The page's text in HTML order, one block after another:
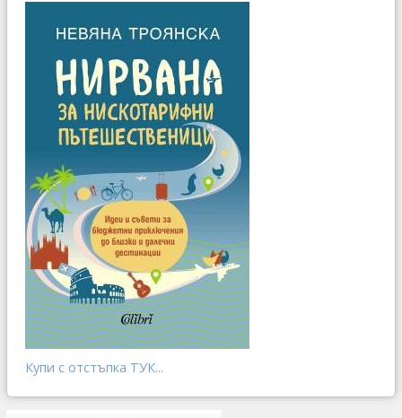
Купи с отстъпка ТУК...